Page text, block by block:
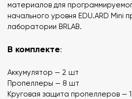
материалов для
начального уровня EDU.ARD Mini
лаборатории BRLAB.
В комплекте:
Аккумулятор — 2 шт
Пропеллеры — 8 шт
Круговая защита пропеллеров — 1